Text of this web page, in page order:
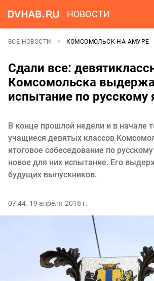
НОВОСТИ
ВСЕ НОВОСТИ КОМСОМОЛЬСК-НА-АМУРЕ
Сдали все:
Комсомольска
испытание по русскому
В конце прошлой недели и в начале
учащиеся девятых классов
итоговое собеседование по
новое для них испытание. Его
будущих выпускников.
07:44, 19 апреля 2018 г.